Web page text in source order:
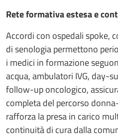
Rete formativa estesa e
Accordi con ospedali spoke,
di senologia permettono
i medici in formazione
acqua, ambulatori IVG, day-
follow-up oncologico,
completa del percorso
rafforza la presa in carico
continuità di cura dalla